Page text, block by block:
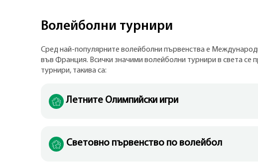
Волейболни турнири
Сред най-популярните волейболни първенства е
във Франция. Всички значими волейболни турнири в света
турнири, такива са:
Летните Олимпийски игри
Световно първенство по волейбол